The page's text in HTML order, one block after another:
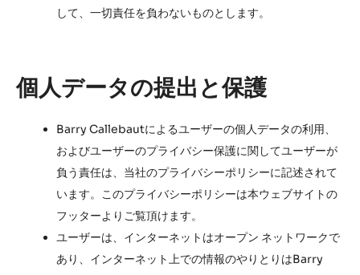
して、一切責任を負わないものとします。
個人データの提出と保護
Barry Callebautによるユーザーの個人データの利用、
およびユーザーのプライバシー保護に関してユーザーが
負う責任は、当社のプライバシーポリシーに記述されて
います。このプライバシーポリシーは本ウェブサイトの
フッターよりご覧頂けます。
ユーザーは、インターネットはオープン ネットワークで
あり、インターネット上での情報のやりとりはBarry